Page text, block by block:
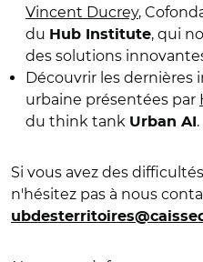
Vincent Ducrey,
du Hub Institute, qui
des solutions
Découvrir les dernières
urbaine présentées par
du think tank Urban AI .
Si vous avez des
n'hésitez pas à nous